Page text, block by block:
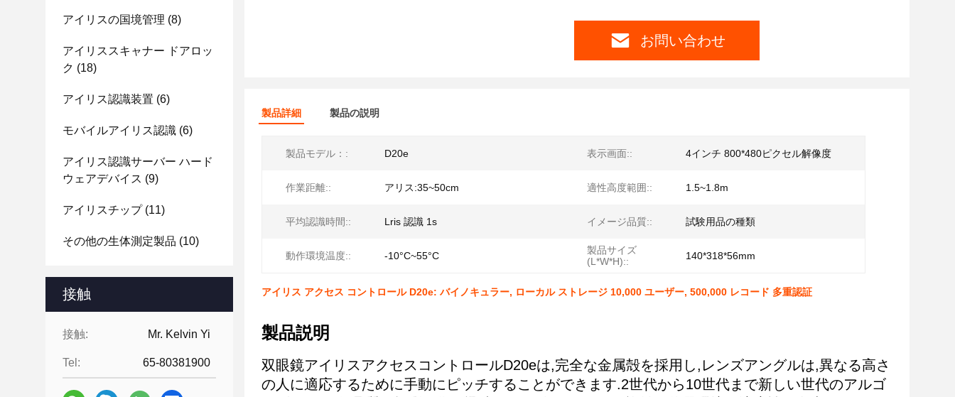
アイリスの国境管理 (8)
アイリススキャナー ドアロッ
ク (18)
アイリス認識装置 (6)
モバイルアイリス認識 (6)
アイリス認識サーバー ハード
ウェアデバイス (9)
アイリスチップ(11)
その他の生体測定製品 (10)
接触
接触: Mr. Kelvin Yi
Tel: 65-80381900
お問い合わせ
製品詳細 製品の説明
製品モデル：: D20e 表示画面:: 4インチ 800*480ピクセル解像度
作業距離:: アリス:35~50cm 適性高度範囲:: 1.5~1.8m
平均認識時間:: Lris 認識 1s イメージ品質:: 試験用品の種類
動作環境温度:: -10°C~55°C
製品サイズ
(L*W*H)::
140*318*56mm
アイリス アクセス コントロール D20e: バイノキュラー, ローカル ストレージ 10,000 ユーザー, 500,000 レコード 多重認証
製品説明
双眼鏡アイリスアクセスコントロールD20eは,完全な金属殻を採用し,レンズアングルは,異なる高さ
の人に適応するために手動にピッチすることができます.2世代から10世代まで新しい世代のアルゴ